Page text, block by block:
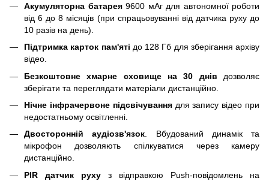
Акумуляторна батарея9600 мАг для автономної роботи
від 6 до 8 місяців (при спрацьовуванні від датчика руху до
10 разів на день).
Підтримка карток пам'яті до 128 Гб для зберігання архіву
відео.
Безкоштовне хмарне сховище на 30 днів дозволяє
зберігати та переглядати матеріали дистанційно.
Нічне інфрачервоне підсвічуваннядля запису відео при
недостатньому освітленні.
Двосторонній аудіозв'язок. Вбудований динамік та
мікрофон дозволяють спілкуватися через камеру
дистанційно.
PIR датчик руху з відправкою Push-повідомлень на